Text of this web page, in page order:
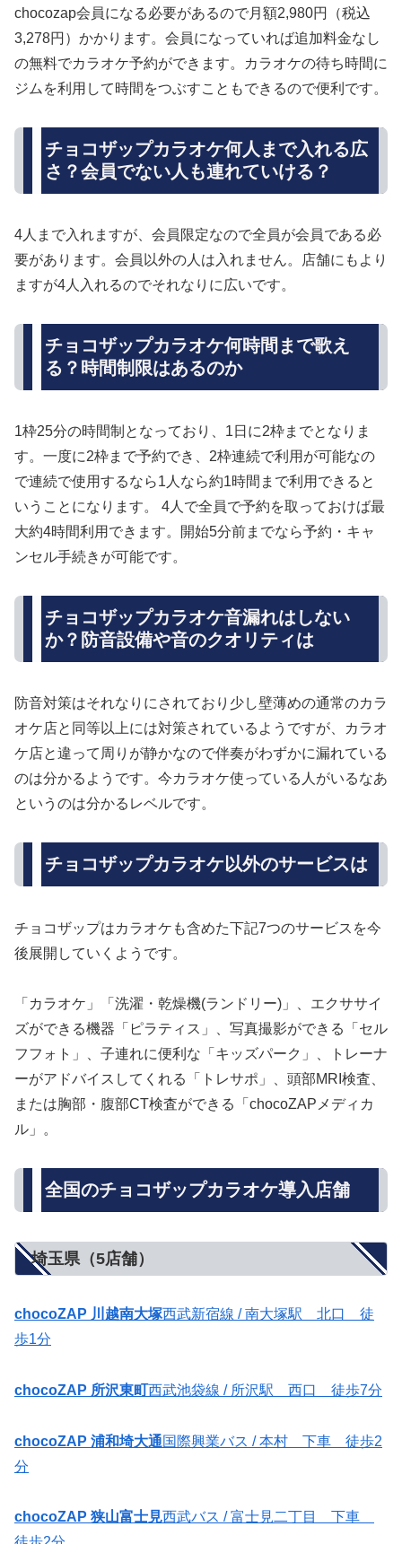
chocozap会員になる必要があるので月額2,980円（税込
3,278円）かかります。会員になっていれば追加料金なし
の無料でカラオケ予約ができます。カラオケの待ち時間に
ジムを利用して時間をつぶすこともできるので便利です。
チョコザップカラオケ何人まで入れる広
さ？会員でない人も連れていける？
4人まで入れますが、会員限定なので全員が会員である必
要があります。会員以外の人は入れません。店舗にもより
ますが4人入れるのでそれなりに広いです。
チョコザップカラオケ何時間まで歌え
る？時間制限はあるのか
1枠25分の時間制となっており、1日に2枠までとなりま
す。一度に2枠まで予約でき、2枠連続で利用が可能なの
で連続で使用するなら1人なら約1時間まで利用できると
いうことになります。 4人で全員で予約を取っておけば最
大約4時間利用できます。開始5分前までなら予約・キャ
ンセル手続きが可能です。
チョコザップカラオケ音漏れはしない
か？防音設備や音のクオリティは
防音対策はそれなりにされており少し壁薄めの通常のカラ
オケ店と同等以上には対策されているようですが、カラオ
ケ店と違って周りが静かなので伴奏がわずかに漏れている
のは分かるようです。今カラオケ使っている人がいるなあ
というのは分かるレベルです。
チョコザップカラオケ以外のサービスは
チョコザップはカラオケも含めた下記7つのサービスを今
後展開していくようです。
「カラオケ」「洗濯・乾燥機(ランドリー)」、エクササイ
ズができる機器「ピラティス」、写真撮影ができる「セル
フフォト」、子連れに便利な「キッズパーク」、トレーナ
ーがアドバイスしてくれる「トレサポ」、頭部MRI検査、
または胸部・腹部CT検査ができる「chocoZAPメディカ
ル」。
全国のチョコザップカラオケ導入店舗
埼玉県（5店舗）
chocoZAP 川越南大塚西武新宿線 / 南大塚駅 北口 徒
歩1分
chocoZAP 所沢東町西武池袋線 / 所沢駅 西口 徒歩7分
chocoZAP 浦和埼大通国際興業バス / 本村 下車 徒歩2
分
chocoZAP 狭山富士見西武バス / 富士見二丁目 下車